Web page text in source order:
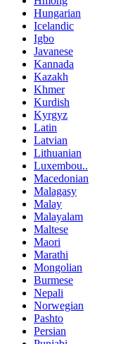
Hungarian
Icelandic
Igbo
Javanese
Kannada
Kazakh
Khmer
Kurdish
Kyrgyz
Latin
Latvian
Lithuanian
Luxembou..
Macedonian
Malagasy
Malay
Malayalam
Maltese
Maori
Marathi
Mongolian
Burmese
Nepali
Norwegian
Pashto
Persian